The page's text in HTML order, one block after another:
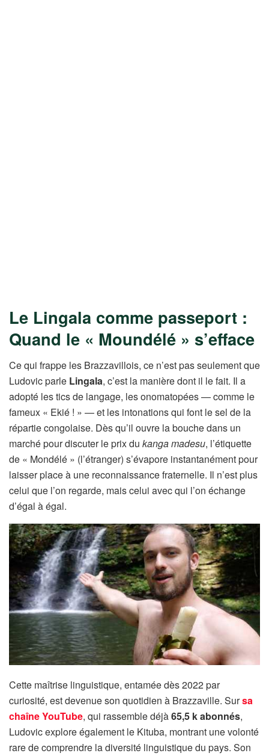
Le Lingala comme passeport :
Quand le « Moundélé » s’efface
Ce qui frappe les Brazzavillois, ce n’est pas seulement que
Ludovic parle Lingala, c’est la manière dont il le fait. Il a
adopté les tics de langage, les onomatopées — comme le
fameux « Ekié ! » — et les intonations qui font le sel de la
répartie congolaise. Dès qu’il ouvre la bouche dans un
marché pour discuter le prix du kanga madesu, l’étiquette
de « Mondélé » (l’étranger) s’évapore instantanément pour
laisser place à une reconnaissance fraternelle. Il n’est plus
celui que l’on regarde, mais celui avec qui l’on échange
d’égal à égal.
Cette maîtrise linguistique, entamée dès 2022 par
curiosité, est devenue son quotidien à Brazzaville. Sursa
chaîne YouTube, qui rassemble déjà65,5 k abonnés,
Ludovic explore également le Kituba, montrant une volonté
rare de comprendre la diversité linguistique du pays. Son